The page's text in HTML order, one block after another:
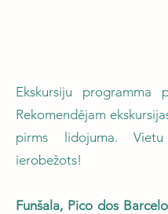
Ekskursiju programma
Rekomendējam
pirms lidojuma.
ierobežots!
Funšala, Pico dos